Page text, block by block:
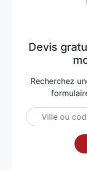
Devis
Recherchez